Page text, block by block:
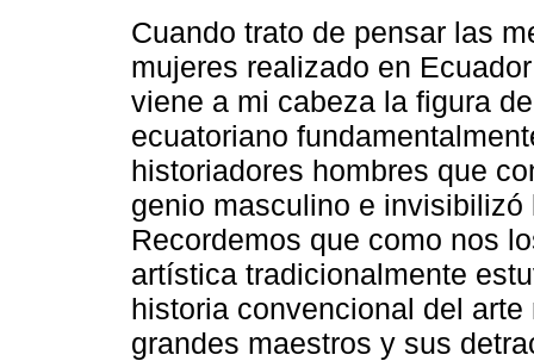
Cuando trato de pensar las
mujeres realizado en
viene a mi cabeza la figura
ecuatoriano
historiadores hombres que
genio masculino e
Recordemos que como nos
artística tradicionalmente
historia convencional del
grandes maestros y sus